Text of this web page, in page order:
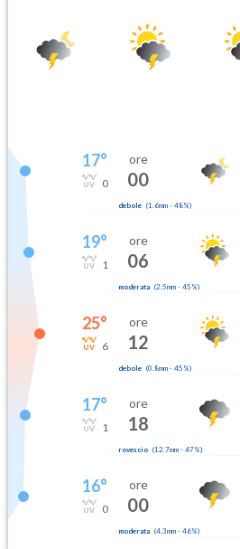
17°
0
ore
00
debole (1.6mm- 48%)
19°
1
ore
06
moderata (2.5mm- 45 %)
25°
6
ore
12
debole (0.8mm- 45 %)
17°
1
ore
18
rovescio (12.7mm- 47%)
16°
0
ore
00
moderata (4.3mm- 46%)